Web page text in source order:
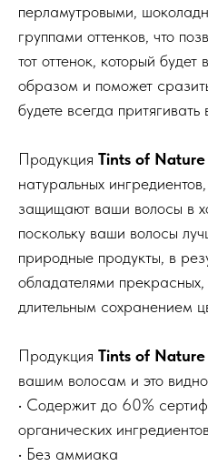
перламутровыми,
группами оттенков, что
тот оттенок, который
образом и поможет
будете всегда притягивать
Продукция Tints of Nature
натуральных
защищают ваши волосы в
поскольку ваши волосы
природные продукты, в
обладателями
длительным сохранением
Продукция Tints of Nature
вашим волосам и это видно
• Содержит до 60%
органических
• Без аммиака